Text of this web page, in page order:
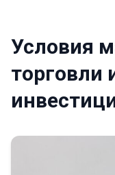
Условия
торговли